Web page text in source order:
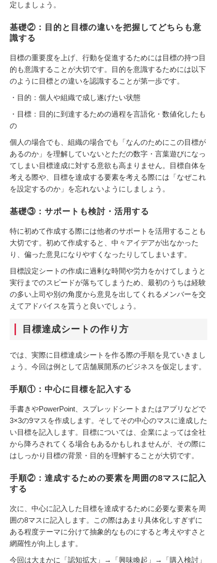
定しましょう。
基礎②：目的と目標の違いを把握してどちらも意
識する
目標の重要度を上げ、行動を促進するためには目標の持つ目
的も意識することが大切です。目的を意識するためには以下
のように目標との違いを認識することが第一歩です。
・目的：個人や組織で成し遂げたい状態
・目標：目的に到達するための過程を言語化・数値化したも
の
個人の場合でも、組織の場合でも「なんのためにこの目標が
あるのか」を理解していないとただの数字・言葉遊びになっ
てしまい目標達成に対する意欲も高まりません。目標自体を
考える際や、目標を達成する要素を考える際には「なぜこれ
を設定するのか」を忘れないようにしましょう。
基礎③：サポートも検討・活用する
特に初めて作成する際には他者のサポートを活用することも
大切です。初めて作成すると、中々アイデアが出なかった
り、偏った意見になりやすくなったりしてしまいます。
目標設定シートの作成に過剰な時間や労力をかけてしまうと
実行までのスピードが落ちてしまうため、最初のうちは経験
の多い上司や別の角度から意見を出してくれるメンバーを交
えてアドバイスを貰うと良いでしょう。
目標達成シートの作り方
では、実際に目標達成シートを作る際の手順を見ていきまし
ょう。今回は例として店舗展開系のビジネスを仮定します。
手順①：中心に目標を記入する
手書きやPowerPoint、スプレッドシートまたはアプリなどで
3×3の9マスを作成します。そしてその中心のマスに達成した
い目標を記入します。目標については、企業によっては全社
から降ろされてくる場合もあるかもしれませんが、その際に
はしっかり目標の背景・目的を理解することが大切です。
手順②：達成するための要素を周囲の8マスに記入
する
次に、中心に記入した目標を達成するために必要な要素を周
囲の8マスに記入します。この際はあまり具体化しすぎずに
ある程度テーマに分けて抽象的なものにすると考えやすさと
網羅性が向上します。
今回は大まかに「認知拡大」→「興味喚起」→「購入検討」